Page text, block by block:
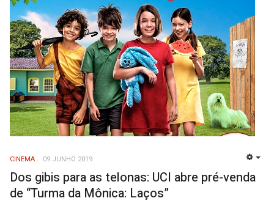
CINEMA 09 JUNHO 2019
Dos gibis para as telonas: UCI abre pré-venda
de “Turma da Mônica: Laços”